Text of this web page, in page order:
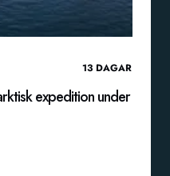
13 DAGAR
expedition under